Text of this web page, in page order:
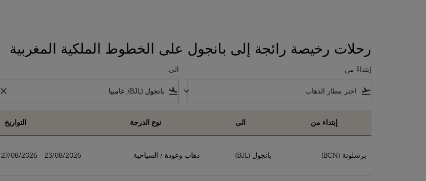
رحلات رخيصة رائجة إلى بانجول على الخطوط الملكية المغربية
إبتداءً من
flight_takeoff
keyboard_arrow_down
الى
flight_land
close
إبتداء من الى نوع الدرجة التواريخ
برشلونة (BCN) بانجول (BJL) ذهاب وعودة / السياحية 23/08/2026 - 27/08/2026